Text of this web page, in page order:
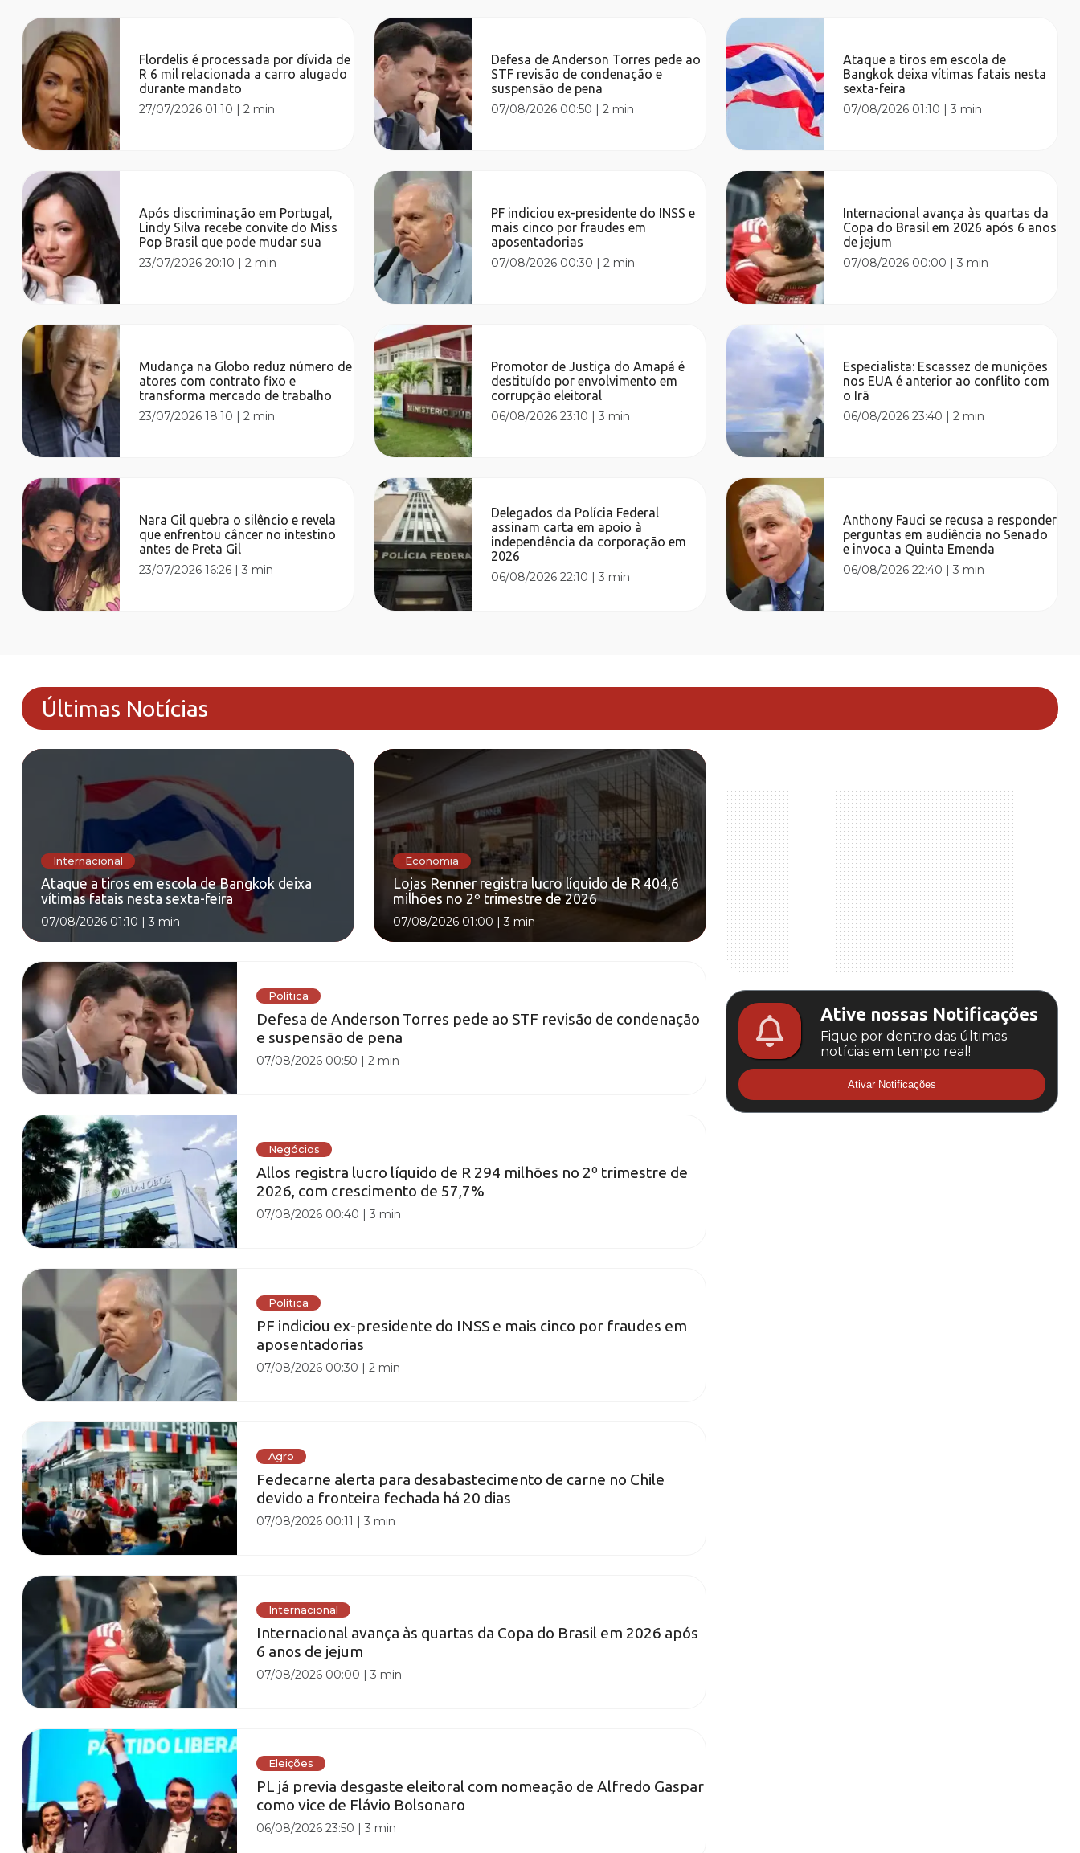
Flordelis é processada por dívida de
R 6 mil relacionada a carro alugado
durante mandato
27/07/2026 01:10 |2 min
Após discriminação em Portugal,
Lindy Silva recebe convite do Miss
Pop Brasil que pode mudar sua
23/07/2026 20:10 |2 min
Mudança na Globo reduz número de
atores com contrato fixo e
transforma mercado de trabalho
23/07/2026 18:10 |2 min
Nara Gil quebra o silêncio e revela
que enfrentou câncer no intestino
antes de Preta Gil
23/07/2026 16:26 |3 min
Defesa de Anderson Torres pede ao
STF revisão de condenação e
suspensão de pena
07/08/2026 00:50 |2 min
PF indiciou ex-presidente do INSS e
mais cinco por fraudes em
aposentadorias
07/08/2026 00:30 |2 min
Promotor de Justiça do Amapá é
destituído por envolvimento em
corrupção eleitoral
06/08/2026 23:10 |3 min
Delegados da Polícia Federal
assinam carta em apoio à
independência da corporação em
2026
06/08/2026 22:10 |3 min
Ataque a tiros em escola de
Bangkok deixa vítimas fatais nesta
sexta-feira
07/08/2026 01:10 |3 min
Internacional avança às quartas da
Copa do Brasil em 2026 após 6 anos
de jejum
07/08/2026 00:00 |3 min
Especialista: Escassez de munições
nos EUA é anterior ao conflito com
o Irã
06/08/2026 23:40 |2 min
Anthony Fauci se recusa a responder
perguntas em audiência no Senado
e invoca a Quinta Emenda
06/08/2026 22:40 |3 min
Últimas Notícias
Internacional
Ataque a tiros em escola de Bangkok deixa
vítimas fatais nesta sexta-feira
07/08/2026 01:10 | 3 min
Economia
Lojas Renner registra lucro líquido de R 404,6
milhões no 2º trimestre de 2026
07/08/2026 01:00 |3 min
Política
Defesa de Anderson Torres pede ao STF revisão de condenação
e suspensão de pena
07/08/2026 00:50 |2 min
Negócios
Allos registra lucro líquido de R 294 milhões no 2º trimestre de
2026, com crescimento de 57,7%
07/08/2026 00:40 |3 min
Política
PF indiciou ex-presidente do INSS e mais cinco por fraudes em
aposentadorias
07/08/2026 00:30 |2 min
Agro
Fedecarne alerta para desabastecimento de carne no Chile
devido a fronteira fechada há 20 dias
07/08/2026 00:11 |3 min
Internacional
Internacional avança às quartas da Copa do Brasil em 2026 após
6 anos de jejum
07/08/2026 00:00 |3 min
Eleições
PL já previa desgaste eleitoral com nomeação de Alfredo Gaspar
como vice de Flávio Bolsonaro
06/08/2026 23:50 |3 min
Ative nossas Notificações
Fique por dentro das últimas
notícias em tempo real!
Ativar Notificações